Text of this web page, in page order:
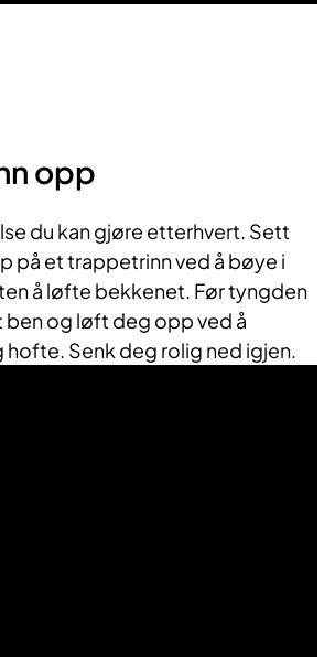
opp
du kan gjøre etterhvert. Sett
på et trappetrinn ved å bøye i
å løfte bekkenet. Før tyngden
ben og løft deg opp ved å
hofte. Senk deg rolig ned igjen.